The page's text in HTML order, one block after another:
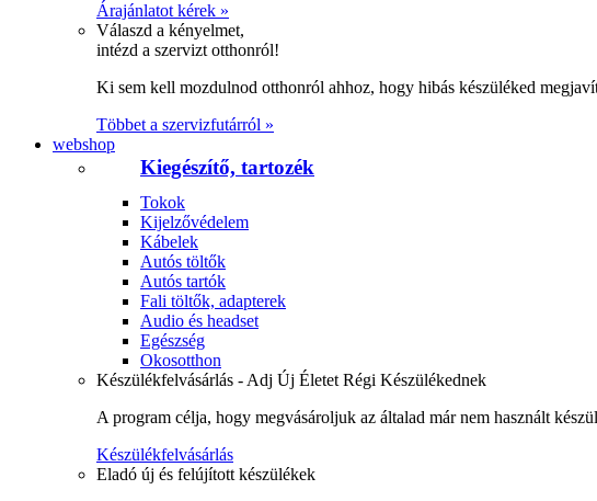
Árajánlatot kérek »
Válaszd a kényelmet,
intézd a szervizt otthonról!
Ki sem kell mozdulnod otthonról ahhoz, hogy hibás készüléked
Többet a szervizfutárról »
webshop
Kiegészítő, tartozék
Tokok
Kijelzővédelem
Kábelek
Autós töltők
Autós tartók
Fali töltők, adapterek
Audio és headset
Egészség
Okosotthon
Készülékfelvásárlás - Adj Új Életet Régi Készülékednek
A program célja, hogy megvásároljuk az általad már nem használt
Készülékfelvásárlás
Eladó új és felújított készülékek